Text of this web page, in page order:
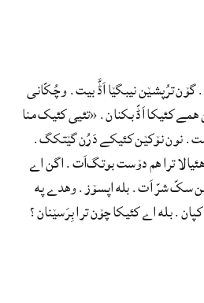
ترُپشێن نیبگێا اَڈَّ بیت. و چُکّانی
کئیکا اَڈّ بکنان. «تئیی کئیک منا
نون نۆکێن کئیکے دَرُن گێتکگ.
ترا هم دۆست بوتگ‌اَت. اگن اے
سکّ شرّ اَت. بله اپسۆز. وهدے په
بله اے کئیکا چۆن ترا بِرَسێنان؟